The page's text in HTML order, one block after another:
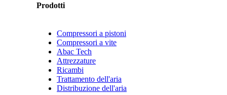
Prodotti
Compressori a pistoni
Compressori a vite
Abac Tech
Attrezzature
Ricambi
Trattamento dell'aria
Distribuzione dell'aria